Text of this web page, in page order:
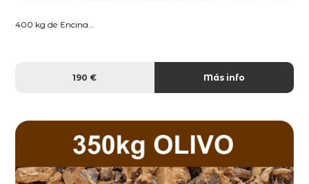
400 kg de Encina...
190 € Más info